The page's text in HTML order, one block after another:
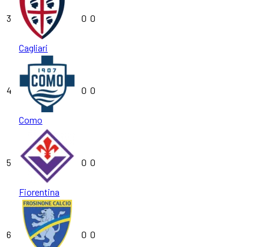
3
Cagliari
0 0
4
Como
0 0
5
Fiorentina
0 0
6 0 0